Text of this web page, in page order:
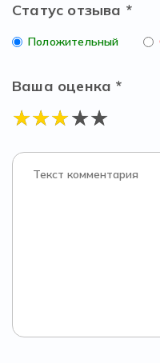
Статус отзыва *
Положительный
Ваша оценка *